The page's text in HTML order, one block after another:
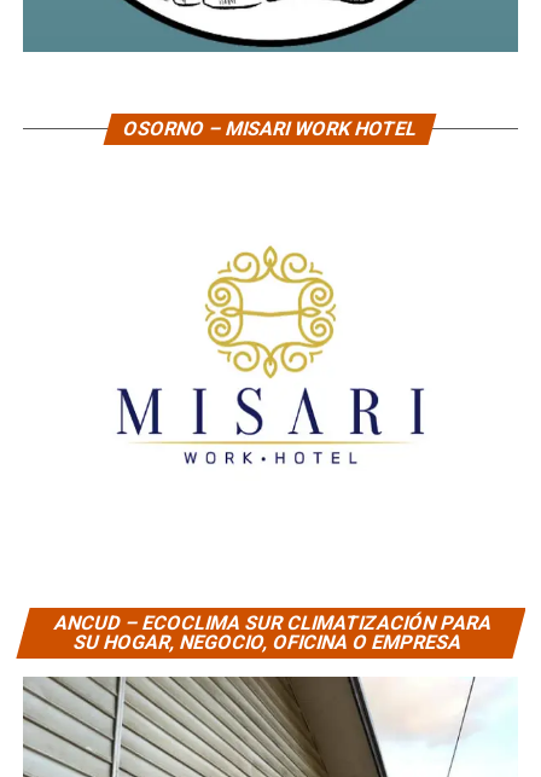
OSORNO – MISARI WORK HOTEL
ANCUD – ECOCLIMA SUR CLIMATIZACIÓN PARA
SU HOGAR, NEGOCIO, OFICINA O EMPRESA